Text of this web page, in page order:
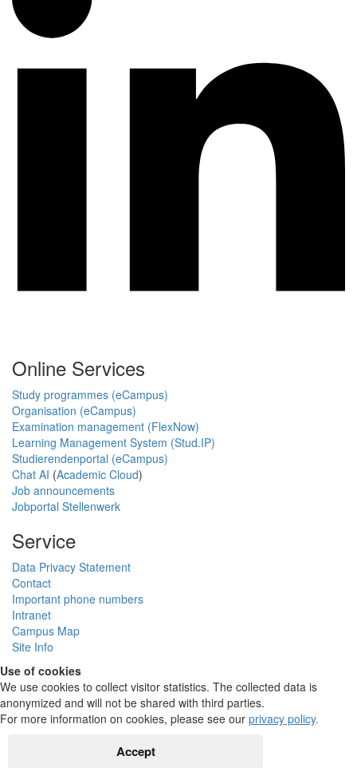
Online Services
Study programmes (eCampus)
Organisation (eCampus)
Examination management (FlexNow)
Learning Management System (Stud.IP)
Studierendenportal (eCampus)
Chat AI (Academic Cloud)
Job announcements
Jobportal Stellenwerk
Service
Data Privacy Statement
Contact
Important phone numbers
Intranet
Campus Map
Site Info
Use of cookies
We use cookies to collect visitor statistics. The collected data is
anonymized and will not be shared with third parties.
For more information on cookies, please see our privacy policy.
Accept